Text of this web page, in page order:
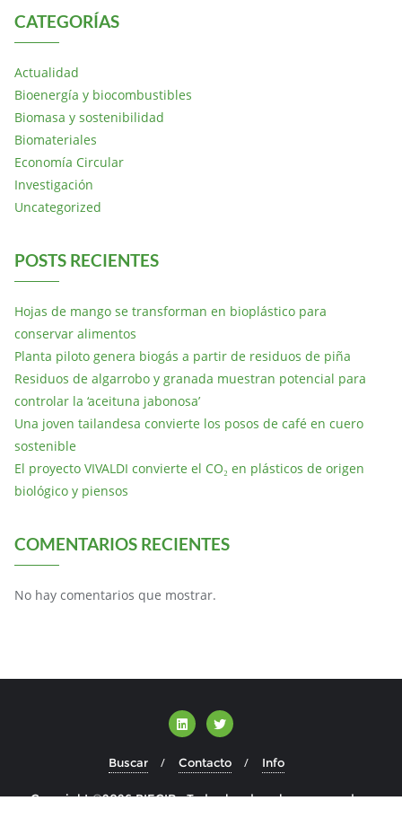
CATEGORÍAS
Actualidad
Bioenergía y biocombustibles
Biomasa y sostenibilidad
Biomateriales
Economía Circular
Investigación
Uncategorized
POSTS RECIENTES
Hojas de mango se transforman en bioplástico para
conservar alimentos
Planta piloto genera biogás a partir de residuos de piña
Residuos de algarrobo y granada muestran potencial para
controlar la ‘aceituna jabonosa’
Una joven tailandesa convierte los posos de café en cuero
sostenible
El proyecto VIVALDI convierte el CO₂ en plásticos de origen
biológico y piensos
COMENTARIOS RECIENTES
No hay comentarios que mostrar.
Buscar Contacto Info
Copyright ©2026 BIECIR . Todos los derechos reservados.